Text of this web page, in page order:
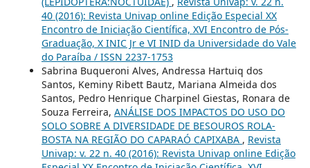
40 (2016): Revista Univap online Edição Especial XX
Encontro de Iniciação Científica, XVI Encontro de Pós-
Graduação, X INIC Jr e VI INID da Universidade do Vale
do Paraíba / ISSN 2237-1753
Sabrina Buqueroni Alves, Andressa Hartuiq dos
Santos, Keminy Ribett Bautz, Mariana Almeida dos
Santos, Pedro Henrique Charpinel Giestas, Ronara de
Souza Ferreira, ANÁLISE DOS IMPACTOS DO USO DO
SOLO SOBRE A DIVERSIDADE DE BESOUROS ROLA-
BOSTA NA REGIÃO DO CAPARAÓ CAPIXABA , Revista
Univap: v. 22 n. 40 (2016): Revista Univap online Edição